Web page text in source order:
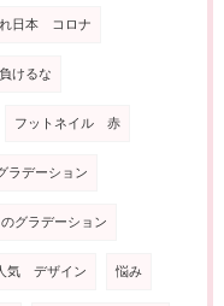
日本 コロナ
けるな
フットネイル 赤
ラデーション
グラデーション
気 デザイン 悩み